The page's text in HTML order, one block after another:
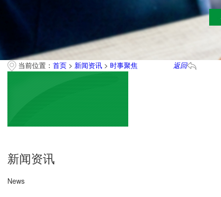
当前位置： 首页 > 新闻资讯 > 时事聚焦 返回
新闻资讯
News